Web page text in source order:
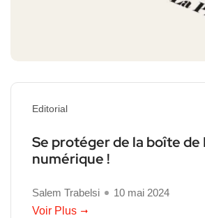
Editorial
Se protéger de la boîte de
numérique !
Salem Trabelsi
10 mai 2024
Voir Plus